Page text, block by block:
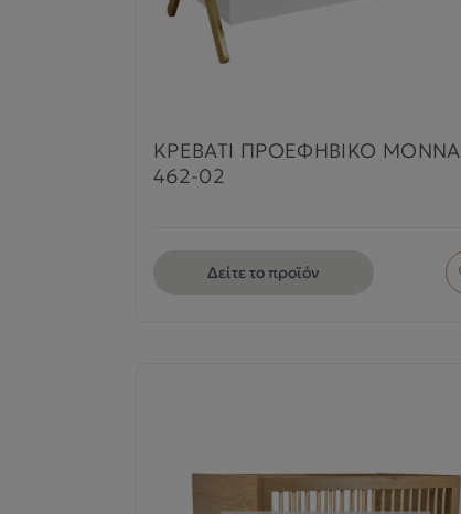
ΚΡΕΒΑΤΙ ΠΡΟΕΦΗΒΙΚΟ MONNA
462-02
Δείτε το προϊόν